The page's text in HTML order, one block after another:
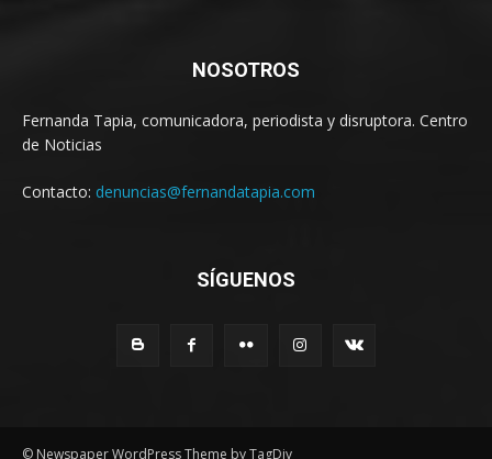
NOSOTROS
Fernanda Tapia, comunicadora, periodista y disruptora. Centro
de Noticias
Contacto: denuncias@fernandatapia.com
SÍGUENOS
© Newspaper WordPress Theme by TagDiv